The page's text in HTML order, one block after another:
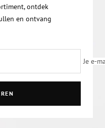
ontdek
en ontvang
Je e-